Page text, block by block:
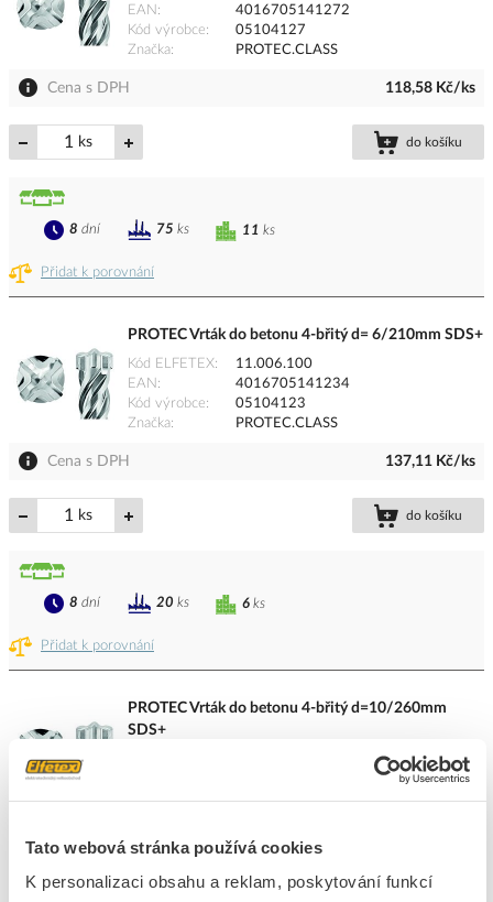
Tato webová stránka používá cookies
K personalizaci obsahu a reklam, poskytování funkcí
EAN
4016705141272
Kód výrobce
05104127
Značka
PROTEC.CLASS
Cena s DPH 118,58 Kč/ks
ks do košíku
Přidat k porovnání
11 ks
8 dní 75 ks
PROTEC Vrták do betonu 4-břitý d= 6/210mm SDS+
Kód ELFETEX
11.006.100
EAN
4016705141234
Kód výrobce
05104123
Značka
PROTEC.CLASS
Cena s DPH 137,11 Kč/ks
ks do košíku
Přidat k porovnání
6 ks
8 dní 20 ks
PROTEC Vrták do betonu 4-břitý d=10/260mm
SDS+
Kód výrobce
05104132
Cena s DPH